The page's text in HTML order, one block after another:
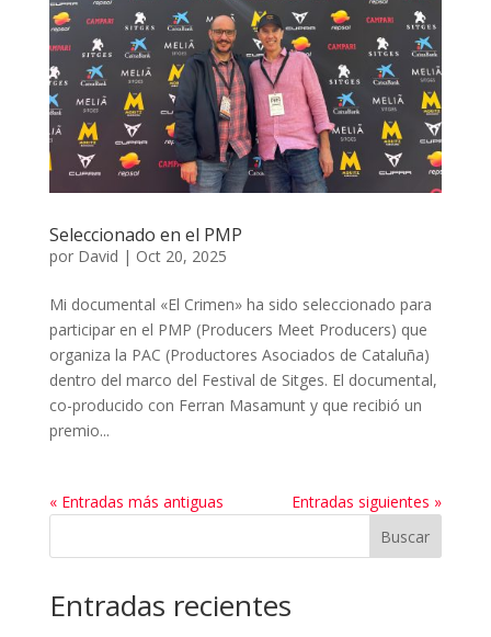
Seleccionado en el PMP
por David | Oct 20, 2025
Mi documental «El Crimen» ha sido seleccionado para
participar en el PMP (Producers Meet Producers) que
organiza la PAC (Productores Asociados de Cataluña)
dentro del marco del Festival de Sitges. El documental,
co-producido con Ferran Masamunt y que recibió un
premio...
« Entradas más antiguas
Entradas siguientes »
Buscar
Entradas recientes